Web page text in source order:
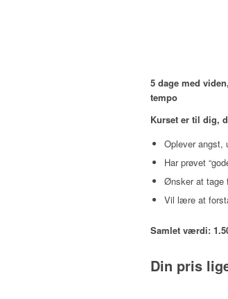
5 dage med
tempo
Kurset er til dig,
Oplever angst,
Har prøvet
Ønsker at tage
Vil lære at
Samlet værdi:
Din pris